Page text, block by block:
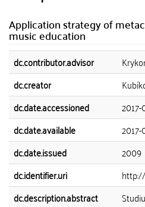
Application strategy of
music education
dc.contributor.advisor
dc.creator
dc.date.accessioned
dc.date.available
dc.date.issued
2009
dc.identifier.uri
dc.description.abstract